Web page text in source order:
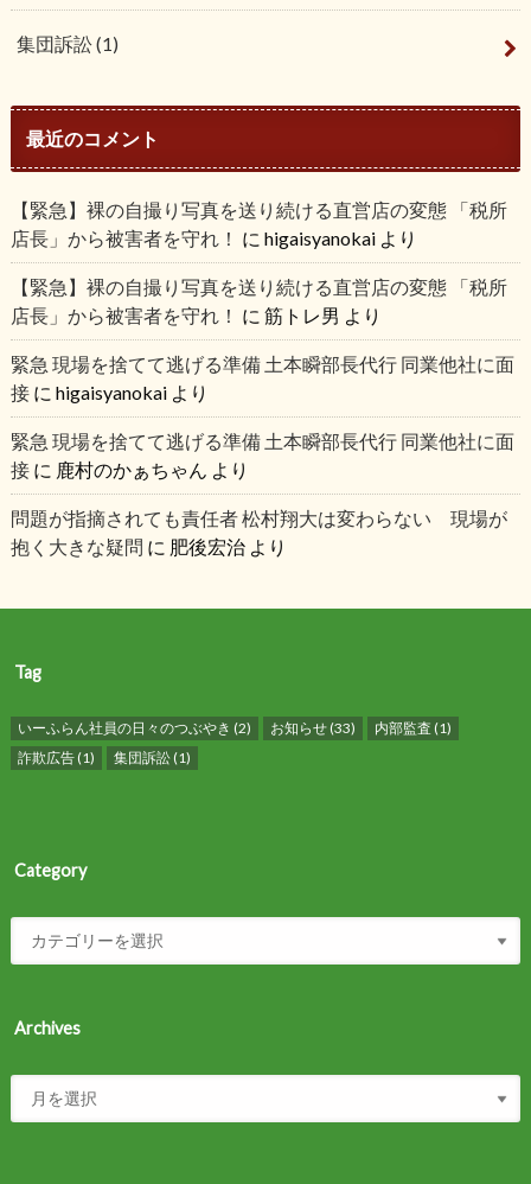
集団訴訟(1)
最近のコメント
【緊急】裸の自撮り写真を送り続ける直営店の変態 「税所
店長」から被害者を守れ！ に higaisyanokaiより
【緊急】裸の自撮り写真を送り続ける直営店の変態 「税所
店長」から被害者を守れ！ に 筋トレ男 より
緊急 現場を捨てて逃げる準備 土本瞬部長代行 同業他社に面
接に higaisyanokaiより
緊急 現場を捨てて逃げる準備 土本瞬部長代行 同業他社に面
接に 鹿村のかぁちゃん より
問題が指摘されても責任者 松村翔大は変わらない 現場が
抱く大きな疑問 に 肥後宏治より
Tag
いーふらん社員の日々のつぶやき (2) お知らせ(33) 内部監査 (1)
詐欺広告(1) 集団訴訟(1)
Category
Archives